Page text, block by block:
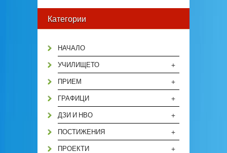
Категории
НАЧАЛО
+
УЧИЛИЩЕТО
+
ПРИЕМ
+
ГРАФИЦИ
+
ДЗИ И НВО
+
ПОСТИЖЕНИЯ
+
ПРОЕКТИ